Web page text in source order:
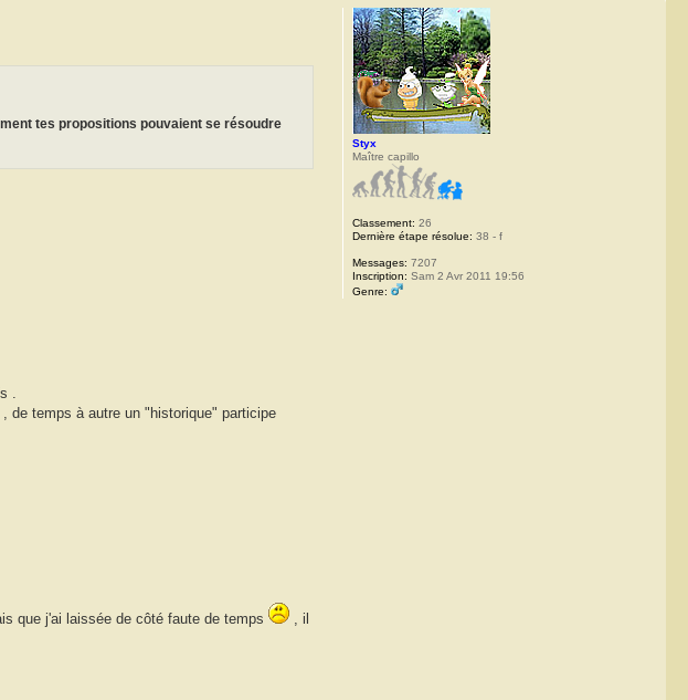
tes propositions pouvaient se résoudre
.
de temps à autre un "historique" participe
que j'ai laissée de côté faute de temps
, il
Styx
Maître capillo
Classement: 26
Dernière étape résolue: 38 - f
Messages: 7207
Inscription: Sam 2 Avr 2011 19:56
Genre: